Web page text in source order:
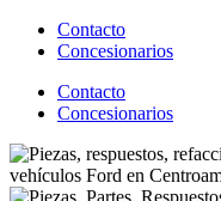
Contacto
Concesionarios
Contacto
Concesionarios